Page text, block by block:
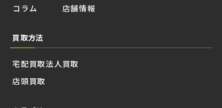
コラム
店舗情報
買取方法
宅配買取
店頭買取
法人買取